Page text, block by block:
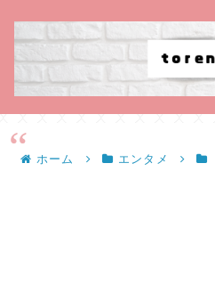
ホーム エンタメ